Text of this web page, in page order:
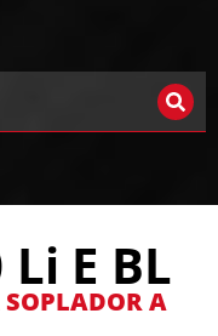
E BL
A